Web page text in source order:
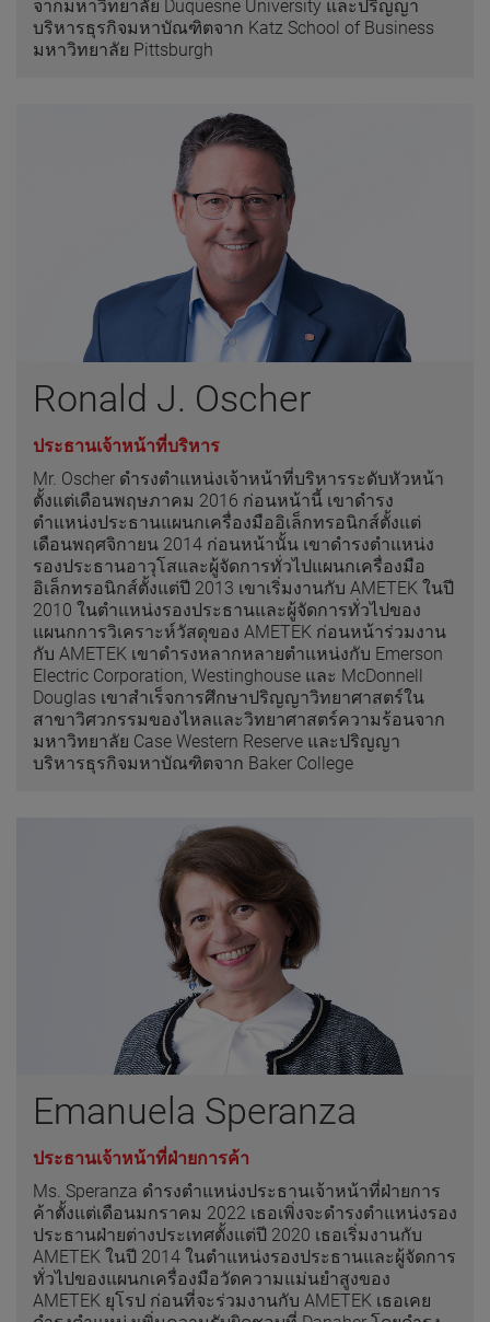
จากมหาวิทยาลัย Duquesne University และปริญญา
บริหารธุรกิจมหาบัณฑิตจาก Katz School of Business
มหาวิทยาลัย Pittsburgh
Ronald J. Oscher
ประธานเจ้าหน้าที่บริหาร
Mr. Oscher ดำรงตำแหน่งเจ้าหน้าที่บริหารระดับหัวหน้า
ตั้งแต่เดือนพฤษภาคม 2016 ก่อนหน้านี้ เขาดำรง
ตำแหน่งประธานแผนกเครื่องมืออิเล็กทรอนิกส์ตั้งแต่
เดือนพฤศจิกายน 2014 ก่อนหน้านั้น เขาดำรงตำแหน่ง
รองประธานอาวุโสและผู้จัดการทั่วไปแผนกเครื่องมือ
อิเล็กทรอนิกส์ตั้งแต่ปี 2013 เขาเริ่มงานกับ AMETEK ในปี
2010 ในตำแหน่งรองประธานและผู้จัดการทั่วไปของ
แผนกการวิเคราะห์วัสดุของ AMETEK ก่อนหน้าร่วมงาน
กับ AMETEK เขาดำรงหลากหลายตำแหน่งกับ Emerson
Electric Corporation, Westinghouse และ McDonnell
Douglas เขาสำเร็จการศึกษาปริญญาวิทยาศาสตร์ใน
สาขาวิศวกรรมของไหลและวิทยาศาสตร์ความร้อนจาก
มหาวิทยาลัย Case Western Reserve และปริญญา
บริหารธุรกิจมหาบัณฑิตจาก Baker College
Emanuela Speranza
ประธานเจ้าหน้าที่ฝ่ายการค้า
Ms. Speranza ดำรงตำแหน่งประธานเจ้าหน้าที่ฝ่ายการ
ค้าตั้งแต่เดือนมกราคม 2022 เธอเพิ่งจะดำรงตำแหน่งรอง
ประธานฝ่ายต่างประเทศตั้งแต่ปี 2020 เธอเริ่มงานกับ
AMETEK ในปี 2014 ในตำแหน่งรองประธานและผู้จัดการ
ทั่วไปของแผนกเครื่องมือวัดความแม่นยำสูงของ
AMETEK ยุโรป ก่อนที่จะร่วมงานกับ AMETEK เธอเคย